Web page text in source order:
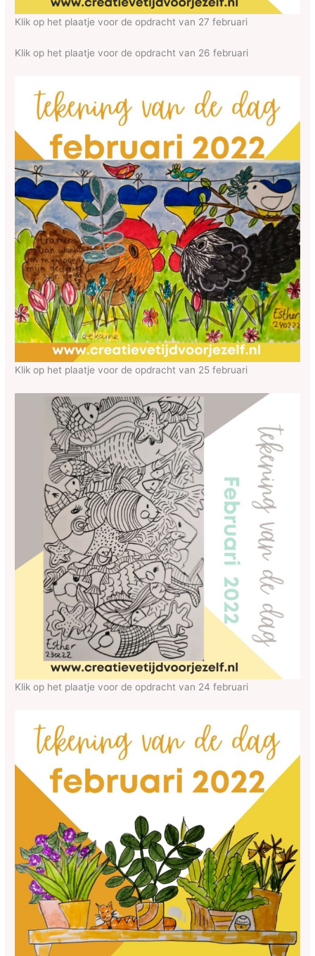
Klik op het plaatje voor de opdracht van 27 februari
Klik op het plaatje voor de opdracht van 26 februari
Klik op het plaatje voor de opdracht van 25 februari
Klik op het plaatje voor de opdracht van 24 februari